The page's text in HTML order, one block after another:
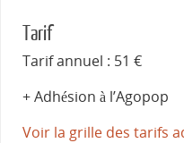
Tarif
Tarif annuel : 51 €
+ Adhésion à l’Agopop
Voir la grille des tarifs